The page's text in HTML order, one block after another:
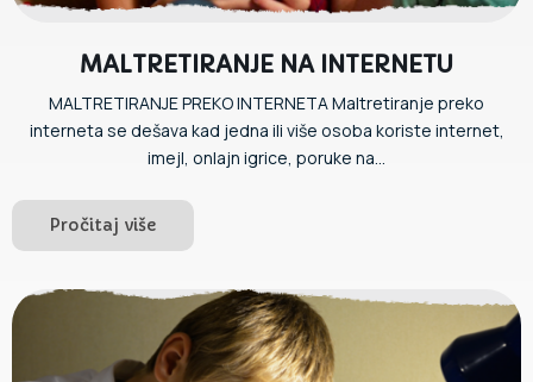
MALTRETIRANJE NA INTERNETU
MALTRETIRANJE PREKO INTERNETA Maltretiranje preko
interneta se dešava kad jedna ili više osoba koriste internet,
imejl, onlajn igrice, poruke na...
Pročitaj više